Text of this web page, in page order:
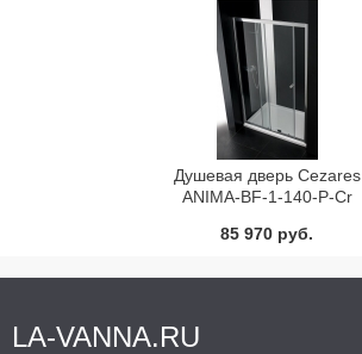
Душевая дверь Cezares
ANIMA-BF-1-140-P-Cr
85 970 руб.
LA-VANNA.RU